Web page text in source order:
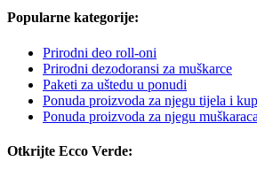
Popularne kategorije:
Prirodni deo roll-oni
Prirodni dezodoransi za muškarce
Paketi za uštedu u ponudi
Ponuda proizvoda za njegu tijela i
Ponuda proizvoda za njegu muškaraca
Otkrijte Ecco Verde: